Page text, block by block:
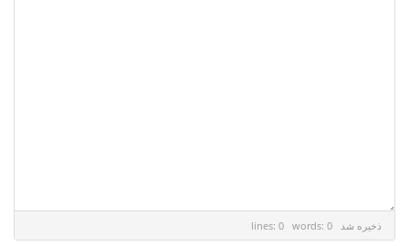
lines: 0 words: 0 ذخیره شد